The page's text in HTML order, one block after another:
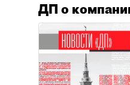
ДП о